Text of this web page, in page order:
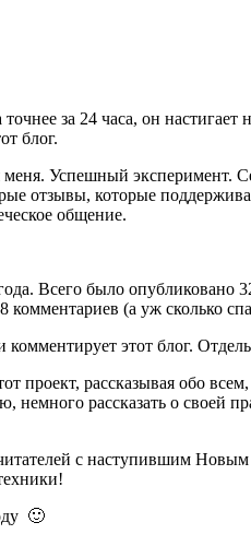
за 24 часа, он
блог.
Успешный эксперимент.
отзывы, которые
общение.
Всего было
комментариев (а уж
этот блог.
проект, рассказывая обо
немного рассказать о своей
с наступившим
🙂